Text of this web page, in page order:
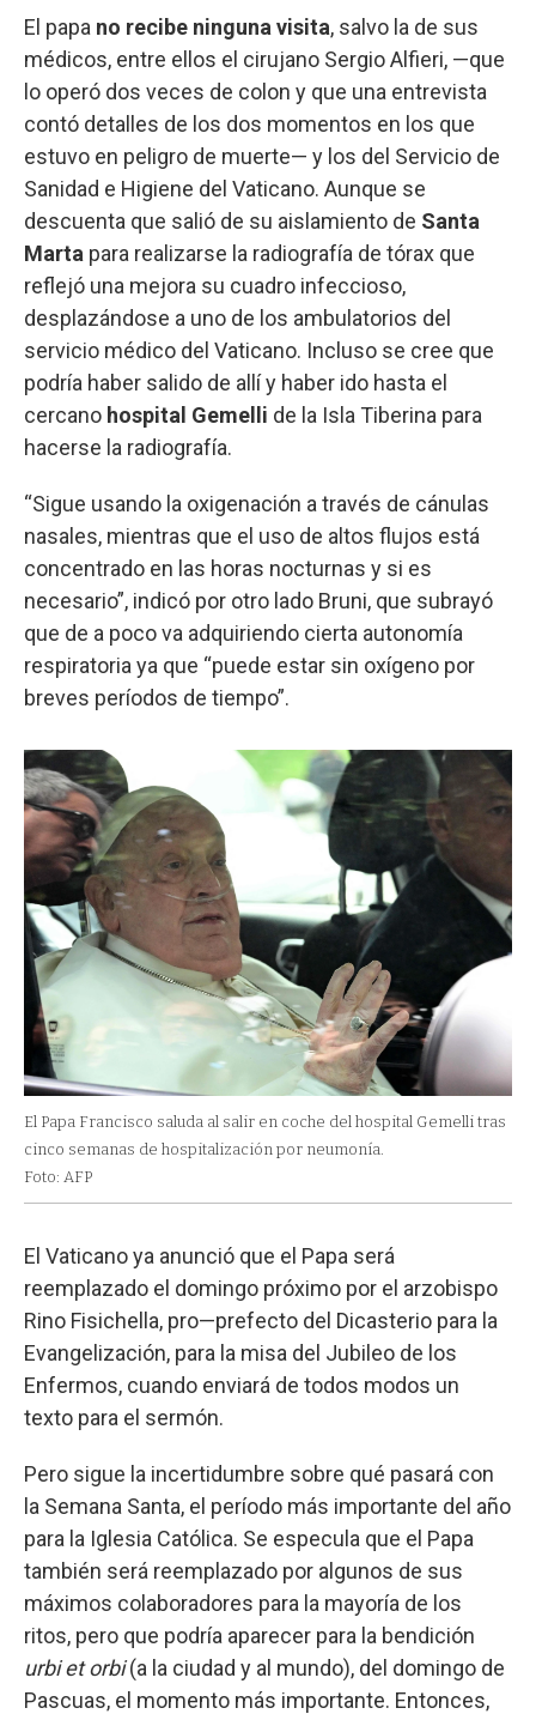
El papa no recibe ninguna visita, salvo la de sus
médicos, entre ellos el cirujano Sergio Alfieri, —que
lo operó dos veces de colon y que una entrevista
contó detalles de los dos momentos en los que
estuvo en peligro de muerte— y los del Servicio de
Sanidad e Higiene del Vaticano. Aunque se
descuenta que salió de su aislamiento de Santa
Marta para realizarse la radiografía de tórax que
reflejó una mejora su cuadro infeccioso,
desplazándose a uno de los ambulatorios del
servicio médico del Vaticano. Incluso se cree que
podría haber salido de allí y haber ido hasta el
cercano hospital Gemelli de la Isla Tiberina para
hacerse la radiografía.
“Sigue usando la oxigenación a través de cánulas
nasales, mientras que el uso de altos flujos está
concentrado en las horas nocturnas y si es
necesario”, indicó por otro lado Bruni, que subrayó
que de a poco va adquiriendo cierta autonomía
respiratoria ya que “puede estar sin oxígeno por
breves períodos de tiempo”.
El Papa Francisco saluda al salir en coche del hospital Gemelli tras
cinco semanas de hospitalización por neumonía.
Foto: AFP
El Vaticano ya anunció que el Papa será
reemplazado el domingo próximo por el arzobispo
Rino Fisichella, pro—prefecto del Dicasterio para la
Evangelización, para la misa del Jubileo de los
Enfermos, cuando enviará de todos modos un
texto para el sermón.
Pero sigue la incertidumbre sobre qué pasará con
la Semana Santa, el período más importante del año
para la Iglesia Católica. Se especula que el Papa
también será reemplazado por algunos de sus
máximos colaboradores para la mayoría de los
ritos, pero que podría aparecer para la bendición
urbi et orbi(a la ciudad y al mundo), del domingo de
Pascuas, el momento más importante. Entonces,